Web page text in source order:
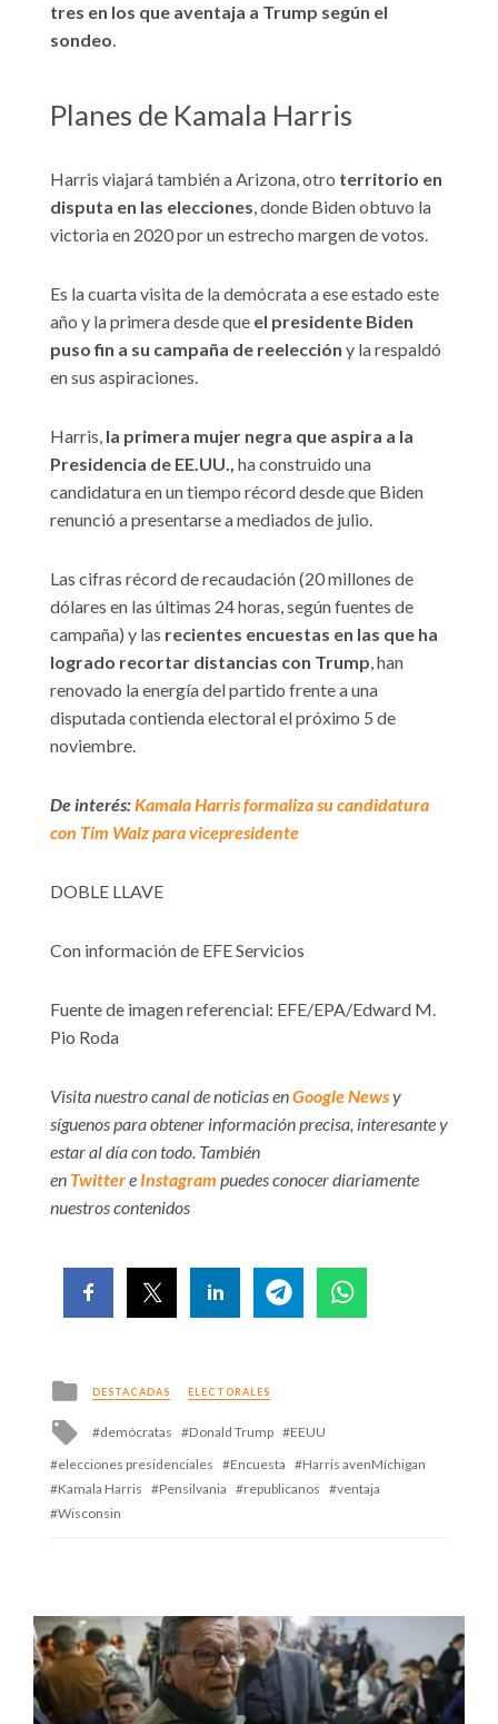
tres en los que aventaja a Trump según el
sondeo.
Planes de Kamala Harris
Harris viajará también a Arizona, otro territorio en
disputa en las elecciones, donde Biden obtuvo la
victoria en 2020 por un estrecho margen de votos.
Es la cuarta visita de la demócrata a ese estado este
año y la primera desde que el presidente Biden
puso fin a su campaña de reelección y la respaldó
en sus aspiraciones.
Harris, la primera mujer negra que aspira a la
Presidencia de EE.UU., ha construido una
candidatura en un tiempo récord desde que Biden
renunció a presentarse a mediados de julio.
Las cifras récord de recaudación (20 millones de
dólares en las últimas 24 horas, según fuentes de
campaña) y las recientes encuestas en las que ha
logrado recortar distancias con Trump, han
renovado la energía del partido frente a una
disputada contienda electoral el próximo 5 de
noviembre.
De interés:Kamala Harris formaliza su candidatura
con Tim Walz para vicepresidente
DOBLE LLAVE
Con información de EFE Servicios
Fuente de imagen referencial: EFE/EPA/Edward M.
Pio Roda
Visita nuestro canal de noticias enGoogle Newsy
síguenos para obtener información precisa, interesante y
estar al día con todo. También
en Twittere Instagram puedes conocer diariamente
nuestros contenidos
Posted
in
DESTACADAS ELECTORALES
Tagged
demócratas Donald Trump
EEUU
elecciones presidenciales
Encuesta
Harris avenMíchigan
Kamala Harris
Pensilvania republicanos
ventaja
Wisconsin